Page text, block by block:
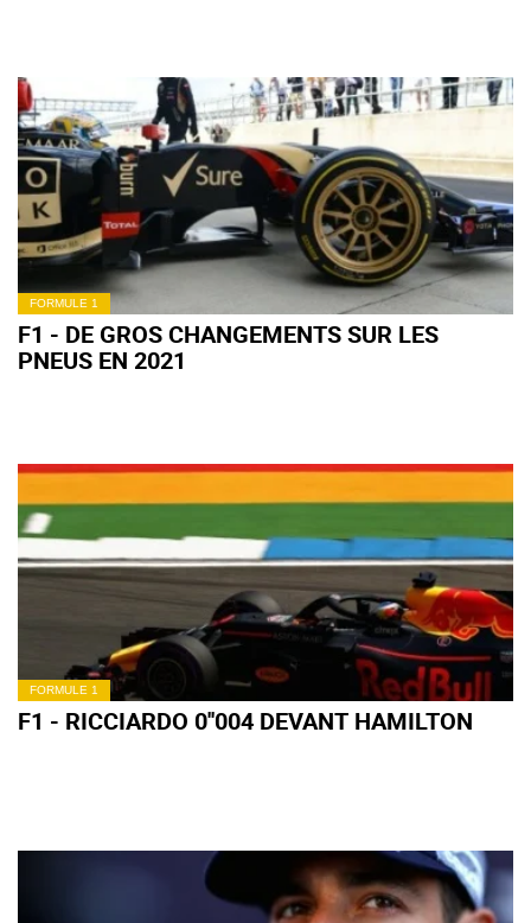
FORMULE 1
F1 - DE GROS CHANGEMENTS SUR LES
PNEUS EN 2021
FORMULE 1
F1 - RICCIARDO 0''004 DEVANT HAMILTON